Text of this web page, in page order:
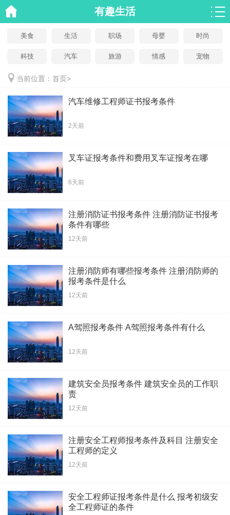
有趣生活
美食 生活 职场 母婴 时尚
科技 汽车 旅游 情感 宠物
当前位置： 首页>
汽车维修工程师证书报考条件
2天前
叉车证报考条件和费用叉车证报考在哪
6天前
注册消防证书报考条件 注册消防证书报考
条件有哪些
12天前
注册消防师有哪些报考条件 注册消防师的
报考条件是什么
12天前
A驾照报考条件 A驾照报考条件有什么
12天前
建筑安全员报考条件 建筑安全员的工作职
责
12天前
注册安全工程师报考条件及科目 注册安全
工程师的定义
12天前
安全工程师证报考条件是什么 报考初级安
全工程师证的条件